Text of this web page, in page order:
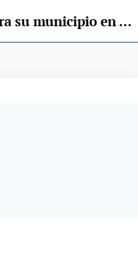
Llanes exige inversiones para su municipio en los presupuestos regionales